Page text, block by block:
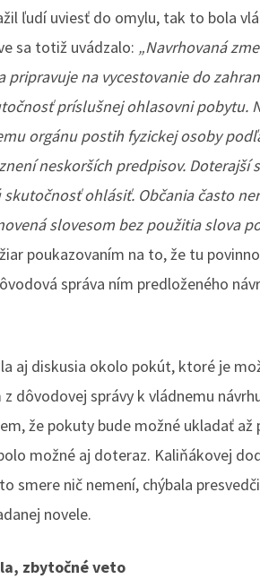
ľudí uviesť do omylu, tak to bola
sa totiž uvádzalo: „Navrhovaná
pripravuje na vycestovanie do
príslušnej ohlasovni pobytu.
orgánu postih fyzickej osoby
neskorších predpisov. Doterajší
ohlásiť. Občania často
slovesom bez použitia slova
poukazovaním na to, že tu
správa ním predloženého
aj diskusia okolo pokút, ktoré je
dôvodovej správy k vládnemu
že pokuty bude možné ukladať až
možné aj doteraz. Kaliňákovej
smere nič nemení, chýbala
novele.
zbytočné veto